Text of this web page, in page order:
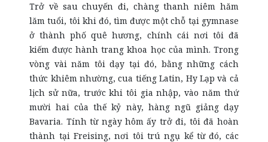
Trở về sau chuyến đi, chàng thanh niêm hăm
lăm tuổi, tôi khi đó, tìm được một chỗ tại gymnase
ở thành phố quê hương, chính cái nơi tôi đã
kiếm được hành trang khoa học của mình. Trong
vòng vài năm tôi dạy tại đó, bằng những cách
thức khiêm nhường, cua tiếng Latin, Hy Lạp và cả
lịch sử nữa, trước khi tôi gia nhập, vào năm thứ
mười hai của thế kỷ này, hàng ngũ giảng dạy
Bavaria. Tính từ ngày hôm ấy trở đi, tôi đã hoàn
thành tại Freising, nơi tôi trú ngụ kể từ đó, các